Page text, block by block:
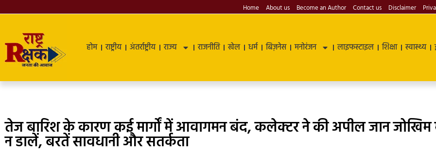
Home About us Become an Author Contact us Disclaimer
होम राष्ट्रीय अंतर्राष्ट्रीय राज्य राजनीति खेल धर्म बिज़नेस मनोरंजन लाइफस्टाइल शिक्षा स्वास्थ्य
तेज बारिश के कारण कई मार्गों में आवागमन बंद, कलेक्टर ने की अपील जान जोखिम
न डालें, बरतें सावधानी और सतर्कता